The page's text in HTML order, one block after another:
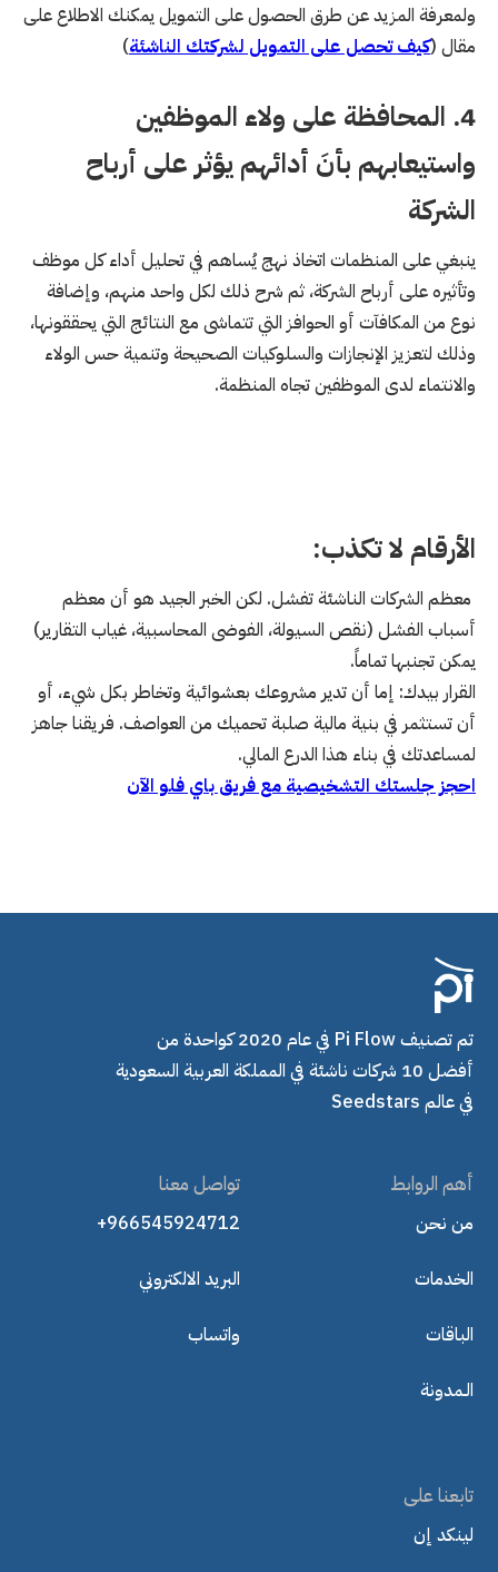
ولمعرفة المزيد عن طرق الحصول على التمويل يمكنك الاطلاع على
مقال (كيف تحصل على التمويل لشركتك الناشئة)
4. المحافظة على ولاء الموظفين
واستيعابهم بأنَ أدائهم يؤثر على أرباح
الشركة
ينبغي على المنظمات اتخاذ نهج يُساهم في تحليل أداء كل موظف
وتأثيره على أرباح الشركة، ثم شرح ذلك لكل واحد منهم، وإضافة
نوع من المكافآت أو الحوافز التي تتماشى مع النتائج التي يحققونها،
وذلك لتعزيز الإنجازات والسلوكيات الصحيحة وتنمية حس الولاء
والانتماء لدى الموظفين تجاه المنظمة.
الأرقام لا تكذب:
معظم الشركات الناشئة تفشل. لكن الخبر الجيد هو أن معظم
أسباب الفشل (نقص السيولة، الفوضى المحاسبية، غياب التقارير)
يمكن تجنبها تماماً.
القرار بيدك: إما أن تدير مشروعك بعشوائية وتخاطر بكل شيء، أو
أن تستثمر في بنية مالية صلبة تحميك من العواصف. فريقنا جاهز
لمساعدتك في بناء هذا الدرع المالي.
احجز جلستك التشخيصية مع فريق باي فلو الآن
تم تصنيف Pi Flow في عام 2020 كواحدة من
أفضل 10 شركات ناشئة في المملكة العربية السعودية
في عالم Seedstars
أهم الروابط
من نحن
الخدمات
الباقات
الـمدونة
تواصل معنا
+966545924712
البريد الالكتروني
واتساب
تابعنا على
لينكد إن